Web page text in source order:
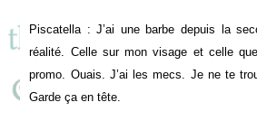
Piscatella: J’ai une barbe depuis la
réalité. Celle sur mon visage et celle
promo. Ouais. J’ai les mecs. Je ne te
Garde ça en tête.